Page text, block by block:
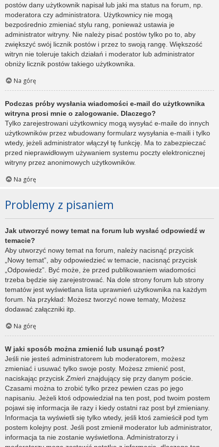
postów dany użytkownik napisał lub jaki ma status na forum, np.
moderatora czy administratora. Użytkownicy nie mogą
bezpośrednio zmieniać stylu rang, ponieważ ustawia je
administrator witryny. Nie należy pisać postów tylko po to, aby
zwiększyć swój licznik postów i przez to swoją rangę. Większość
witryn nie toleruje takich działań i moderator lub administrator
obniży licznik postów takiego użytkownika.
Na górę
Podczas próby wysłania wiadomości e-mail do użytkownika
witryna prosi mnie o zalogowanie. Dlaczego?
Tylko zarejestrowani użytkownicy mogą wysyłać e-maile do innych
użytkowników przez wbudowany formularz wysyłania e-maili i tylko
wtedy, jeżeli administrator włączył tę funkcję. Ma to zabezpieczać
przed nieprawidłowym używaniem systemu poczty elektronicznej
witryny przez anonimowych użytkowników.
Na górę
Problemy z pisaniem
Jak utworzyć nowy temat na forum lub wysłać odpowiedź w
temacie?
Aby utworzyć nowy temat na forum, należy nacisnąć przycisk
„Nowy temat”, aby odpowiedzieć w temacie, nacisnąć przycisk
„Odpowiedz”. Być może, że przed publikowaniem wiadomości
trzeba będzie się zarejestrować. Na dole strony forum lub strony
tematów jest wyświetlana lista uprawnień użytkownika na każdym
forum. Na przykład: Możesz tworzyć nowe tematy, Możesz
dodawać załączniki itp.
Na górę
W jaki sposób można zmienić lub usunąć post?
Jeśli nie jesteś administratorem lub moderatorem, możesz
zmieniać i usuwać tylko swoje posty. Możesz zmienić post,
naciskając przycisk Zmień znajdujący się przy danym poście.
Czasami można to zrobić tylko przez pewien czas po jego
napisaniu. Jeżeli ktoś odpowiedział na ten post, pod twoim postem
pojawi się informacja ile razy i kiedy ostatni raz post był zmieniany.
Informacja ta wyświetli się tylko wtedy, jeśli ktoś zamieścił pod tym
postem kolejny post. Jeśli post zmienił moderator lub administrator,
informacja ta nie zostanie wyświetlona. Administratorzy i